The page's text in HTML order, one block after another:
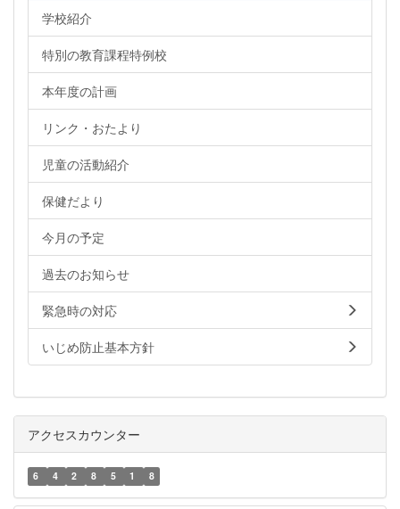
学校紹介
特別の教育課程特例校
本年度の計画
リンク・おたより
児童の活動紹介
保健だより
今月の予定
過去のお知らせ
緊急時の対応
いじめ防止基本方針
アクセスカウンター
6 4 2 8 5 1 8